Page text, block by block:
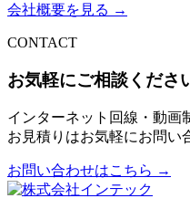
会社概要を見る →
CONTACT
お気軽にご相談くださ
インターネット回線・動画
お見積りはお気軽にお問い
お問い合わせはこちら →